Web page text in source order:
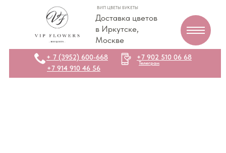
Доставка цветов
в Иркутске,
Москве
ВИП ЦВЕТЫ БУКЕТЫ
+7 914 910 46 56
+7 902 510 06 68
Телеграм
+ 7 (3952) 600-668